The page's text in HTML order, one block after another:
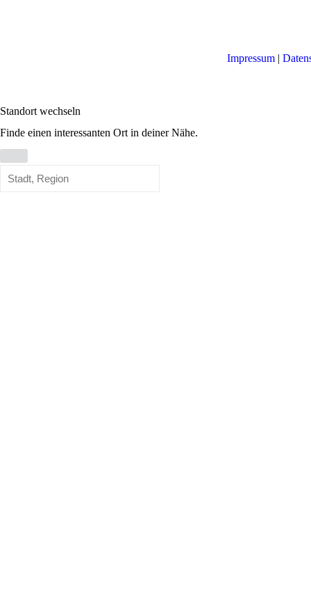
Impressum |
Standort wechseln
Finde einen interessanten Ort in deiner Nähe.
wechseln